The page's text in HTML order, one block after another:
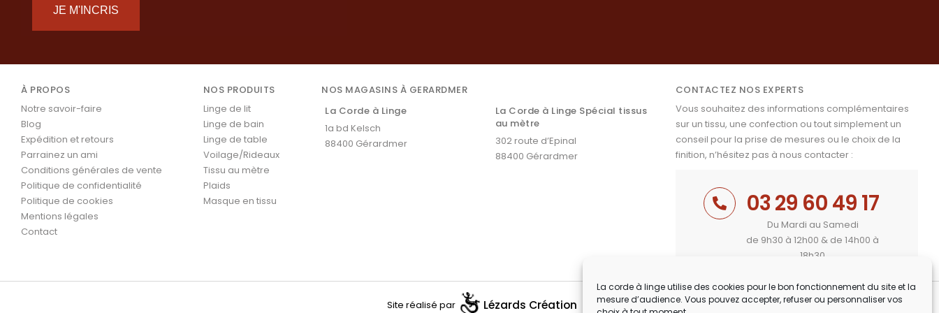
La corde à linge utilise des cookies pour le bon fonctionnement du site et la
mesure d’audience. Vous pouvez accepter, refuser ou personnaliser vos
JE M'INCRIS
À PROPOS
Notre savoir-faire
Blog
Expédition et retours
Parrainez un ami
Conditions générales de vente
Politique de confidentialité
Politique de cookies
Mentions légales
Contact
NOS PRODUITS
Linge de lit
Linge de bain
Linge de table
Voilage/Rideaux
Tissu au mètre
Plaids
Masque en tissu
NOS MAGASINS À GERARDMER
La Corde à Linge
1a bd Kelsch
88400 Gérardmer
La Corde à Linge Spécial tissus
au mètre
302 route d’Epinal
88400 Gérardmer
CONTACTEZ NOS EXPERTS
Vous souhaitez des informations complémentaires
sur un tissu, une confection ou tout simplement un
conseil pour la prise de mesures ou le choix de la
finition, n’hésitez pas à nous contacter :
03 29 60 49 17
Du Mardi au Samedi
de 9h30 à 12h00 & de 14h00 à
18h30
Site réalisé par Lézards Création